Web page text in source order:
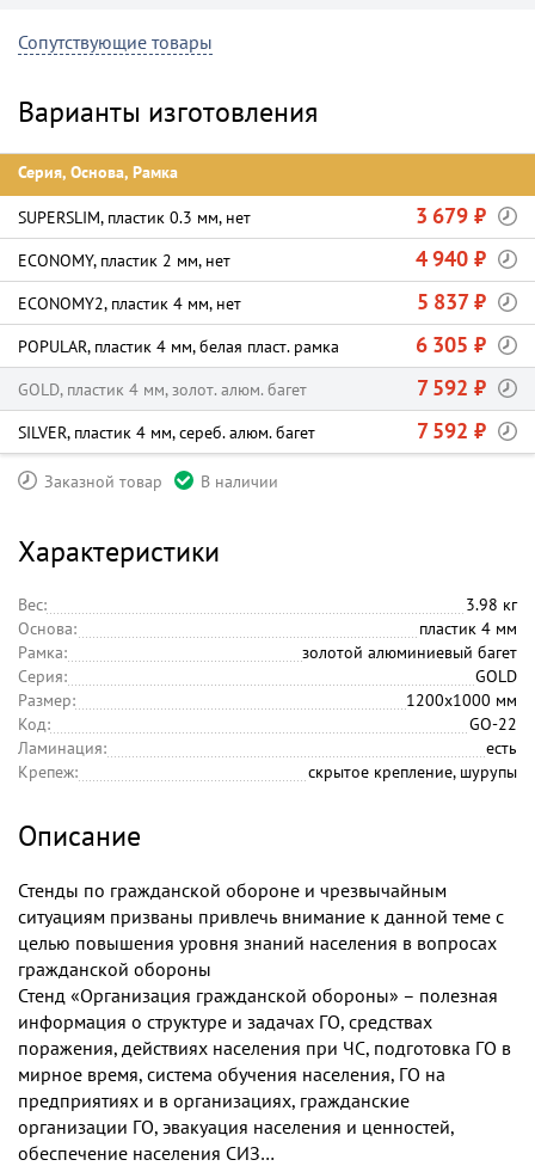
Сопутствующие товары
Варианты изготовления
Серия, Основа, Рамка
SUPERSLIM, пластик 0.3 мм, нет 3 679 ₽
ECONOMY, пластик 2 мм, нет 4 940 ₽
ECONOMY2, пластик 4 мм, нет 5 837 ₽
POPULAR, пластик 4 мм, белая пласт. рамка 6 305 ₽
GOLD, пластик 4 мм, золот. алюм. багет 7 592 ₽
SILVER, пластик 4 мм, сереб. алюм. багет 7 592 ₽
Заказной товар В наличии
Характеристики
Вес:
3.98 кг
Основа:
пластик 4 мм
Рамка:
золотой алюминиевый багет
Серия:
GOLD
Размер:
1200х1000 мм
Код:
GO-22
Ламинация:
есть
Крепеж:
скрытое крепление, шурупы
Описание
Стенды по гражданской обороне и чрезвычайным
ситуациям призваны привлечь внимание к данной теме с
целью повышения уровня знаний населения в вопросах
гражданской обороны
Стенд «Организация гражданской обороны» – полезная
информация о структуре и задачах ГО, средствах
поражения, действиях населения при ЧС, подготовка ГО в
мирное время, система обучения населения, ГО на
предприятиях и в организациях, гражданские
организации ГО, эвакуация населения и ценностей,
обеспечение населения СИЗ…